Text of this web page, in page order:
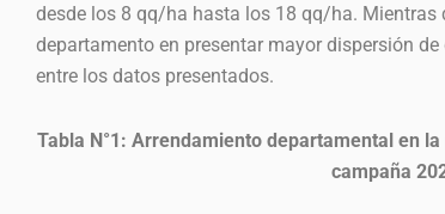
desde los 8 qq/ha hasta los 18 qq/ha. Mientras
departamento en presentar mayor dispersión
entre los datos presentados.
Tabla N°1: Arrendamiento departamental en
campaña